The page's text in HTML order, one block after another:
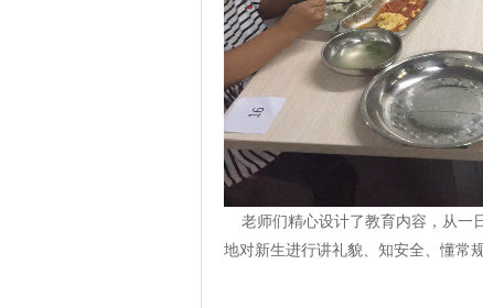
老师们精心设计了教育内容，从一
地对新生进行讲礼貌、知安全、懂常